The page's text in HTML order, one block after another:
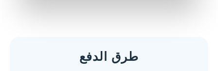
طرق الدفع